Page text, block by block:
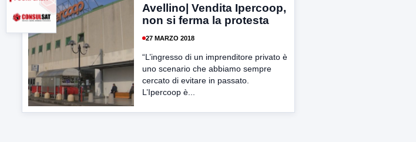
Avellino| Vendita Ipercoop,
non si ferma la protesta
27 MARZO 2018
“L’ingresso di un imprenditore privato è
uno scenario che abbiamo sempre
cercato di evitare in passato.
L’Ipercoop è...